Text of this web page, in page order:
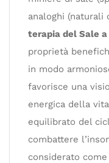
analoghi
terapia del Sale a
proprietà
in modo
favorisce una
energica della
equilibrato del
combattere
considerato